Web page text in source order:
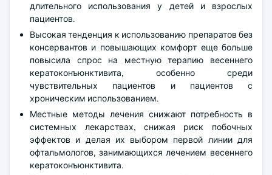
длительного использования у детей и взрослых
пациентов.
Высокая тенденция к использованию препаратов без
консервантов и повышающих комфорт еще больше
повысила спрос на местную терапию весеннего
кератоконъюнктивита, особенно среди
чувствительных пациентов и пациентов с
хроническим использованием.
Местные методы лечения снижают потребность в
системных лекарствах, снижая риск побочных
эффектов и делая их выбором первой линии для
офтальмологов, занимающихся лечением весеннего
кератоконъюнктивита.